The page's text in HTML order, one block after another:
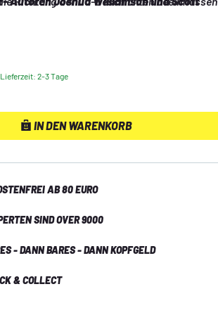
Jahre richtungsweisende Story!
2-3 Tage
IN DEN WARENKORB
AB 80 EURO
SIND OVER 9000
- DANN BARES - DANN KOPFGELD
& COLLECT